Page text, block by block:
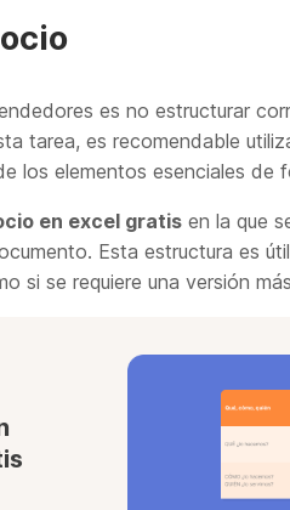
es no estructurar
tarea, es recomendable
los elementos esenciales de
en excel gratis en la que
Esta estructura es
si se requiere una versión